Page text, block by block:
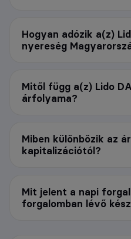
Hogyan adózik a(z)
nyereség
Mitől függ a(z) Lido
árfolyama?
Miben különbözik az
kapitalizációtól?
Mit jelent a napi
forgalomban lévő